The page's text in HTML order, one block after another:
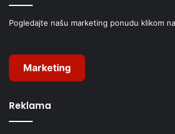
Pogledajte našu marketing ponudu klikom
Marketing
Reklama